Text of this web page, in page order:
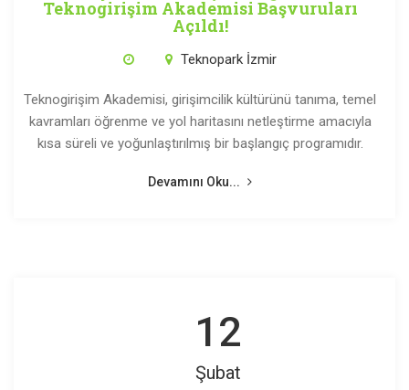
Teknogirişim Akademisi Başvuruları
Açıldı!
Teknopark İzmir
Teknogirişim Akademisi, girişimcilik kültürünü tanıma, temel
kavramları öğrenme ve yol haritasını netleştirme amacıyla
kısa süreli ve yoğunlaştırılmış bir başlangıç programıdır.
Devamını Oku...
12
Şubat